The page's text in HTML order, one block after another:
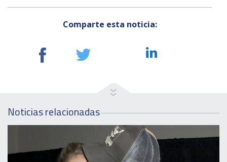
Comparte esta noticia:
Noticias relacionadas